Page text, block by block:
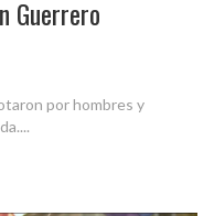
Guerrero
por hombres y